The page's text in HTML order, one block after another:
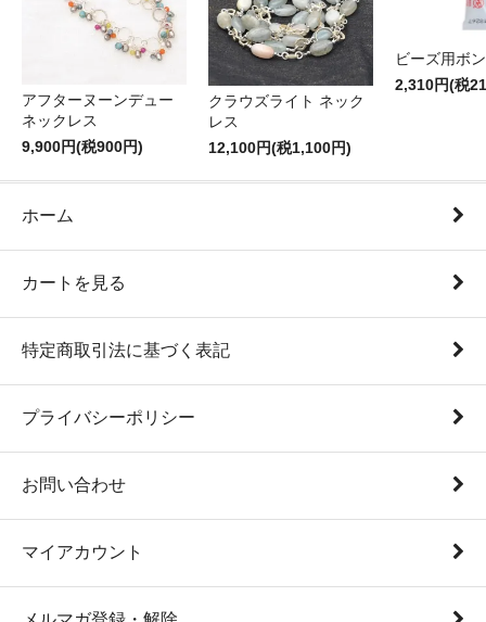
アフターヌーンデュー
ネックレス
9,900円(税900円)
クラウズライト ネック
レス
12,100円(税1,100円)
ビーズ用ボ
2,310円(税
ホーム
カートを見る
特定商取引法に基づく表記
プライバシーポリシー
お問い合わせ
マイアカウント